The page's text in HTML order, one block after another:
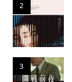
2
3